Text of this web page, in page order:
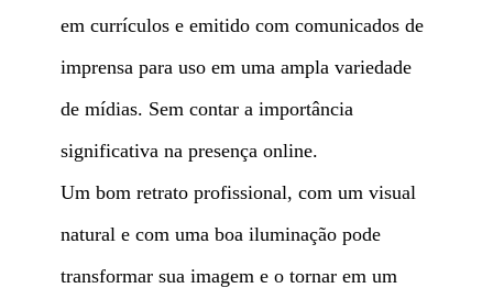
em currículos e emitido com comunicados de
imprensa para uso em uma ampla variedade
de mídias. Sem contar a importância
significativa na presença online.
Um bom retrato profissional, com um visual
natural e com uma boa iluminação pode
transformar sua imagem e o tornar em um